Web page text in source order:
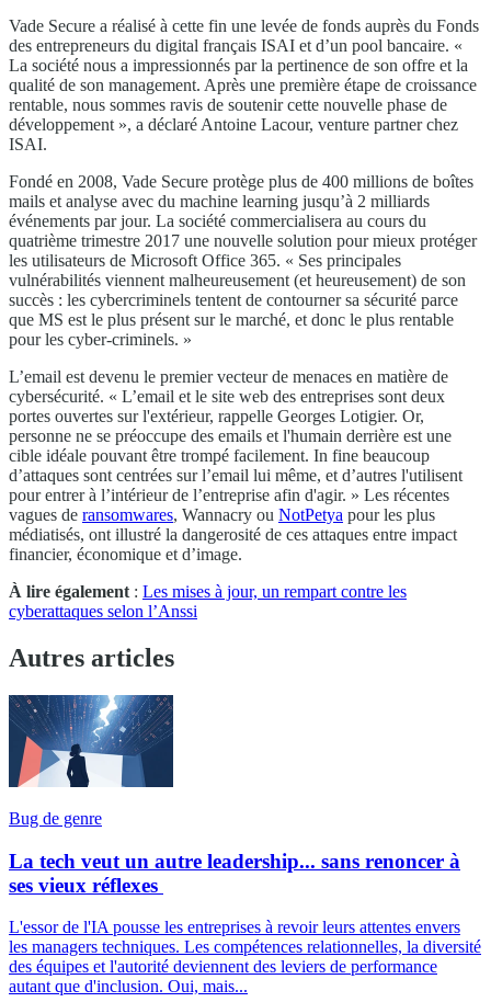
Vade Secure a réalisé à cette fin une levée de fonds auprès du Fonds
des entrepreneurs du digital français ISAI et d’un pool bancaire. «
La société nous a impressionnés par la pertinence de son offre et la
qualité de son management. Après une première étape de croissance
rentable, nous sommes ravis de soutenir cette nouvelle phase de
développement », a déclaré Antoine Lacour, venture partner chez
ISAI.
Fondé en 2008, Vade Secure protège plus de 400 millions de boîtes
mails et analyse avec du machine learning jusqu’à 2 milliards
événements par jour. La société commercialisera au cours du
quatrième trimestre 2017 une nouvelle solution pour mieux protéger
les utilisateurs de Microsoft Office 365. « Ses principales
vulnérabilités viennent malheureusement (et heureusement) de son
succès : les cybercriminels tentent de contourner sa sécurité parce
que MS est le plus présent sur le marché, et donc le plus rentable
pour les cyber-criminels. »
L’email est devenu le premier vecteur de menaces en matière de
cybersécurité. « L’email et le site web des entreprises sont deux
portes ouvertes sur l'extérieur, rappelle Georges Lotigier. Or,
personne ne se préoccupe des emails et l'humain derrière est une
cible idéale pouvant être trompé facilement. In fine beaucoup
d’attaques sont centrées sur l’email lui même, et d’autres l'utilisent
pour entrer à l’intérieur de l’entreprise afin d'agir. » Les récentes
vagues de ransomwares, Wannacry ou NotPetya pour les plus
médiatisés, ont illustré la dangerosité de ces attaques entre impact
financier, économique et d’image.
À lire également : Les mises à jour, un rempart contre les
cyberattaques selon l’Anssi
Autres articles
Bug de genre
La tech veut un autre leadership... sans renoncer à
ses vieux réflexes
L'essor de l'IA pousse les entreprises à revoir leurs attentes envers
les managers techniques. Les compétences relationnelles, la diversité
des équipes et l'autorité deviennent des leviers de performance
autant que d'inclusion. Oui, mais...